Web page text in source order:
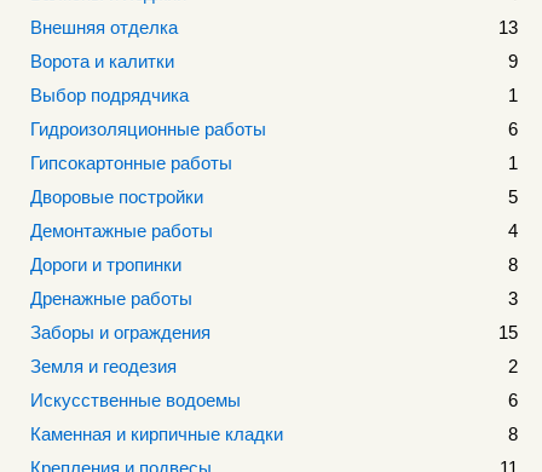
Внешняя отделка
13
Ворота и калитки
9
Выбор подрядчика
1
Гидроизоляционные работы
6
Гипсокартонные работы
1
Дворовые постройки
5
Демонтажные работы
4
Дороги и тропинки
8
Дренажные работы
3
Заборы и ограждения
15
Земля и геодезия
2
Искусственные водоемы
6
Каменная и кирпичные кладки
8
Крепления и подвесы
11